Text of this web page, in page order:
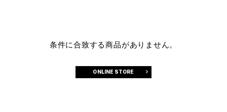
条件に合致する商品がありません。
ONLINE STORE